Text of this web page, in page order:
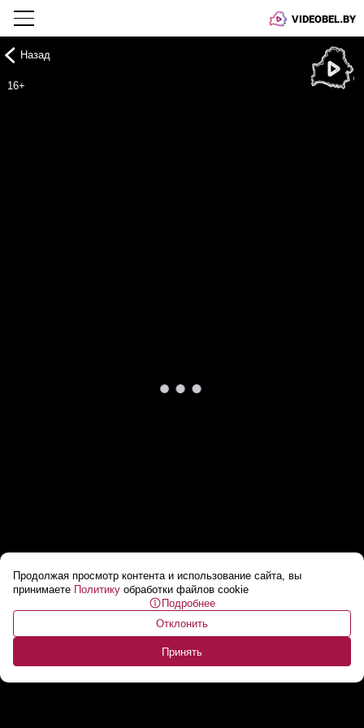
VIDEOBEL.BY
Продолжая просмотр контента и использование сайта, вы
принимаете Политику обработки файлов cookie
Подробнее
Отклонить
Принять
Назад
16+
«Свежо у нас, прохладненько!» – Лукашенко
ЛИЧНО провожает лидера Ганы!...